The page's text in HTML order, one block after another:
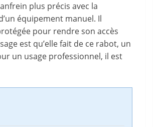
plus précis avec la
équipement manuel. Il
pour rendre son accès
est qu’elle fait de ce rabot, un
un usage professionnel, il est